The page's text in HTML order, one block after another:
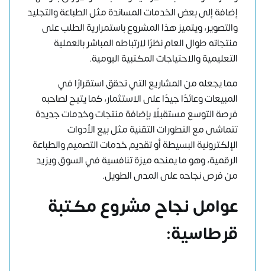
إضافة إلى بعض الخدمات المساندة مثل الطباعة والتجليد
والتصوير، ويتميز هذا المشروع باستمرارية الطلب على
منتجاته طوال العام نظرًا لارتباطه المباشر بالعملية
التعليمية والاحتياجات المكتبية اليومية.
مما يجعله من المشاريع التي تحقق استقرارًا في
المبيعات وعائدًا جيدًا على الاستثمار، كما يتيح لصاحبه
فرصة التوسع مستقبلًا بإضافة منتجات وخدمات جديدة
تتماشى مع التطورات التقنية مثل بيع الأدوات
الإلكترونية البسيطة أو تقديم خدمات التصميم والطباعة
الرقمية، وهو ما يمنحه ميزة تنافسية في السوق ويزيد
من فرص نجاحه على المدى الطويل.
عوامل نجاح مشروع مكتبة
قرطاسية: